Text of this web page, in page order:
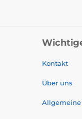
Kontakt
Über uns
Allgemeine